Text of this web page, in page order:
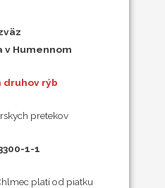
v Humennom
druhov rýb
pretekov
1-1
platí od piatku